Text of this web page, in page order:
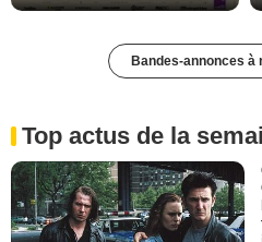
Bandes-annonces à
Top actus de la